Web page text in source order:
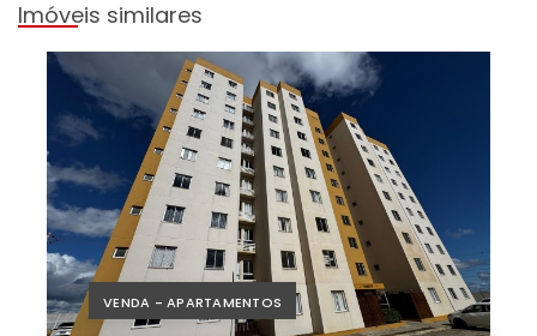
Imóveis similares
VENDA - APARTAMENTOS